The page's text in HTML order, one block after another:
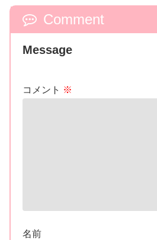
Comment
Message
コメント ※
名前